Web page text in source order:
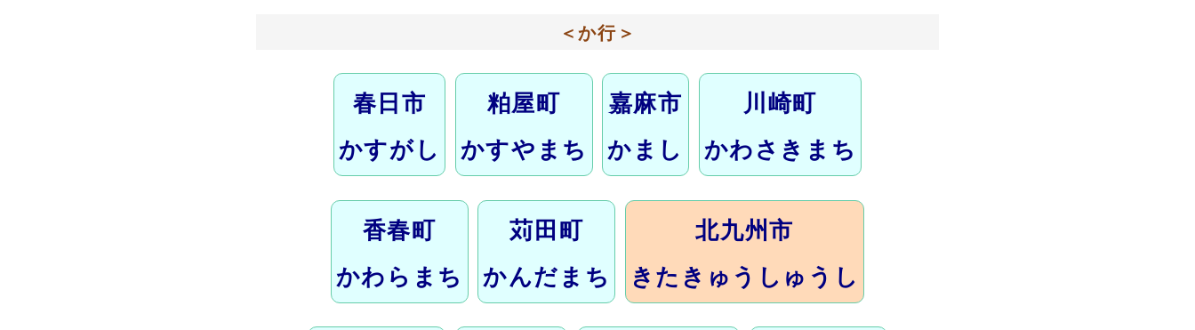
＜か行＞
春日市
かすがし
粕屋町
かすやまち
嘉麻市
かまし
川崎町
かわさきまち
香春町
かわらまち
苅田町
かんだまち
北九州市
きたきゅうしゅうし